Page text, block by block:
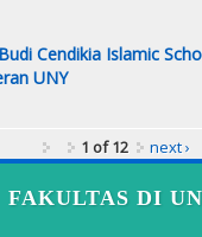
Cendikia Islamic
UNY
1 of 12
next ›
FAKULTAS DI